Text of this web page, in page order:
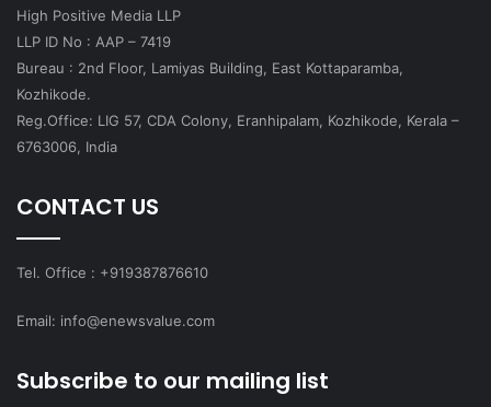
High Positive Media LLP
LLP ID No : AAP – 7419
Bureau : 2nd Floor, Lamiyas Building, East Kottaparamba,
Kozhikode.
Reg.Office: LIG 57, CDA Colony, Eranhipalam, Kozhikode, Kerala –
6763006, India
CONTACT US
Tel. Office : +919387876610
Email: info@enewsvalue.com
Subscribe to our mailing list